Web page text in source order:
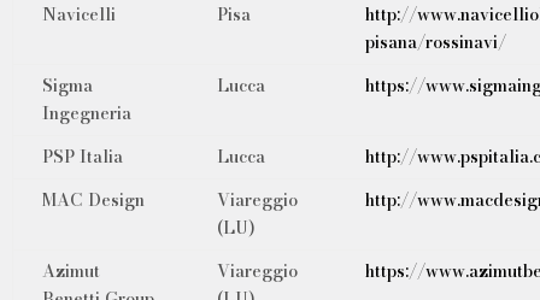
Navicelli
Pisa
http://
pisana/rossinavi/
Sigma
Ingegneria
Lucca https://
PSP Italia Lucca
http://
MAC Design
Viareggio
(LU)
http://
Azimut
Viareggio
https://